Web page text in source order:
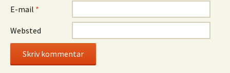
E-mail *
Websted